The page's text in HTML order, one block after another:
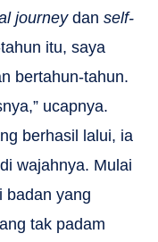
journeydan self-
itu, saya
bertahun-tahun.
ucapnya.
berhasil lalui, ia
wajahnya. Mulai
badan yang
tak padam